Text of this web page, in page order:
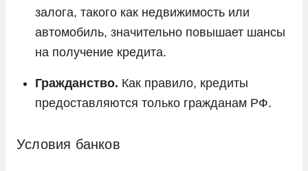
залога, такого как недвижимость или
автомобиль, значительно повышает шансы
на получение кредита.
Гражданство. Как правило, кредиты
предоставляются только гражданам РФ.
Условия банков